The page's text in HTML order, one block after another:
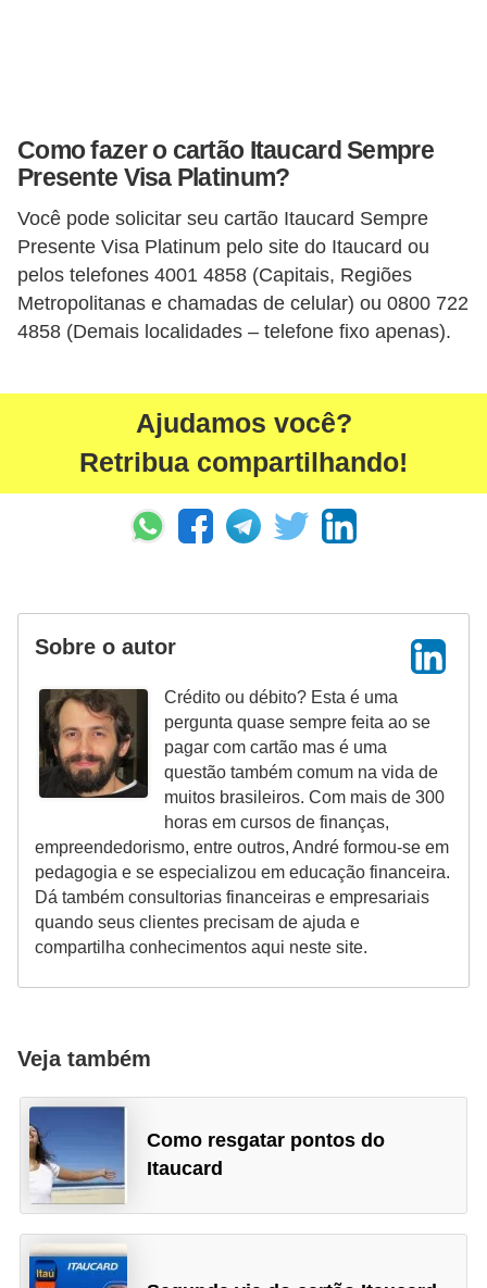
Como fazer o cartão Itaucard Sempre
Presente Visa Platinum?
Você pode solicitar seu cartão Itaucard Sempre
Presente Visa Platinum pelo site do Itaucard ou
pelos telefones 4001 4858 (Capitais, Regiões
Metropolitanas e chamadas de celular) ou 0800 722
4858 (Demais localidades – telefone fixo apenas).
Ajudamos você?
Retribua compartilhando!
Sobre o autor
Crédito ou débito? Esta é uma
pergunta quase sempre feita ao se
pagar com cartão mas é uma
questão também comum na vida de
muitos brasileiros. Com mais de 300
horas em cursos de finanças,
empreendedorismo, entre outros, André formou-se em
pedagogia e se especializou em educação financeira.
Dá também consultorias financeiras e empresariais
quando seus clientes precisam de ajuda e
compartilha conhecimentos aqui neste site.
Veja também
Como resgatar pontos do
Itaucard
r
n
a
N
i
o
u
p
a
n
ç
a
P
g
r
a
m
a
s
d
e